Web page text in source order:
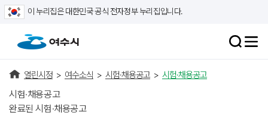
이 누리집은 대한민국 공식 전자정부 누리집입니다.
열린시정 > 여수소식 > 시험·채용공고 > 시험·채용공고
시험·채용공고
완료된 시험·채용공고